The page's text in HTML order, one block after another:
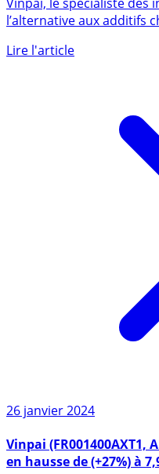
dates, éligibilité PEA
Vinpai, le spécialiste des
l’alternative aux additifs
l’agroalimentaire et la (...)
Vinpai (FR001400AXT1,